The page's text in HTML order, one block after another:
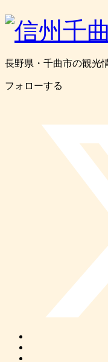
長野県・千曲市の観光
フォローする